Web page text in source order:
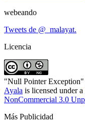
webeando
Tweets de @_malayat.
Licencia
"Null Pointer Exception"
Ayala is licensed under a
NonCommercial 3.0
Más Publicidad